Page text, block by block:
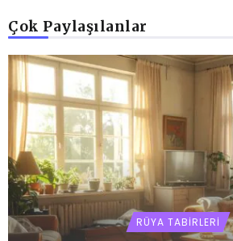
Çok Paylaşılanlar
RÜYA TABIRLERI